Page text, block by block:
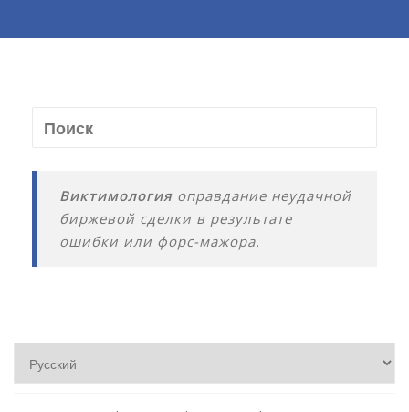
Виктимология оправдание неудачной
биржевой сделки в результате
ошибки или форс-мажора.